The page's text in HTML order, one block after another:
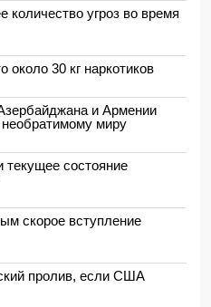
угроз во время
около 30 кг наркотиков
и Армении
миру
состояние
скорое вступление
пролив, если США